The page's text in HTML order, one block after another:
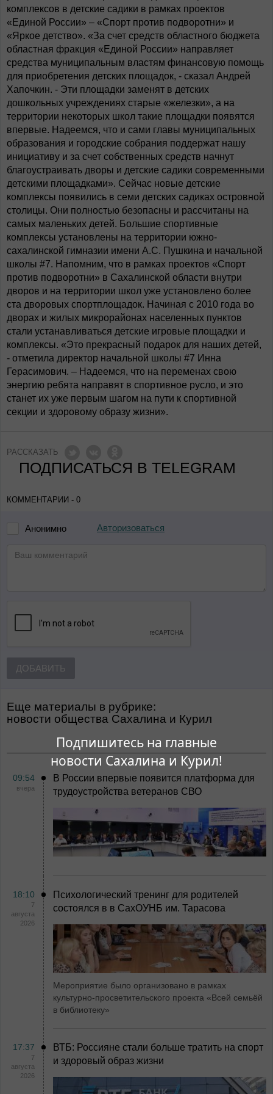
Подпишитесь на главные
новости Сахалина и Курил!
комплексов в детские садики в рамках проектов
«Единой России» – «Спорт против подворотни» и
«Яркое детство». «За счет средств областного бюджета
областная фракция «Единой России» направляет
средства муниципальным властям финансовую помощь
для приобретения детских площадок, - сказал Андрей
Хапочкин. - Эти площадки заменят в детских
дошкольных учреждениях старые «железки», а на
территории некоторых школ такие площадки появятся
впервые. Надеемся, что и сами главы муниципальных
образования и городские собрания поддержат нашу
инициативу и за счет собственных средств начнут
благоустраивать дворы и детские садики современными
детскими площадками». Сейчас новые детские
комплексы появились в семи детских садиках островной
столицы. Они полностью безопасны и рассчитаны на
самых маленьких детей. Большие спортивные
комплексы установлены на территории южно-
сахалинской гимназии имени А.С. Пушкина и начальной
школы #7. Напомним, что в рамках проектов «Спорт
против подворотни» в Сахалинской области внутри
дворов и на территории школ уже установлено более
ста дворовых спортплощадок. Начиная с 2010 года во
дворах и жилых микрорайонах населенных пунктов
стали устанавливаться детские игровые площадки и
комплексы. «Это прекрасный подарок для наших детей,
- отметила директор начальной школы #7 Инна
Герасимович. – Надеемся, что на переменах свою
энергию ребята направят в спортивное русло, и это
станет их уже первым шагом на пути к спортивной
секции и здоровому образу жизни».
РАССКАЗАТЬ
ПОДПИСАТЬСЯ В TELEGRAM
КОММЕНТАРИИ - 0
Анонимно Авторизоваться
ДОБАВИТЬ
Еще материалы в рубрике:
Новости общества Сахалина и Курил
09:54
вчера
В России впервые появится платформа для
трудоустройства ветеранов СВО
18:10
7
августа
2026
Психологический тренинг для родителей
состоялся в в СахОУНБ им. Тарасова
Мероприятие было организовано в рамках
культурно-просветительского проекта «Всей семьёй
в библиотеку»
17:37
7
августа
2026
ВТБ: Россияне стали больше тратить на спорт
и здоровый образ жизни